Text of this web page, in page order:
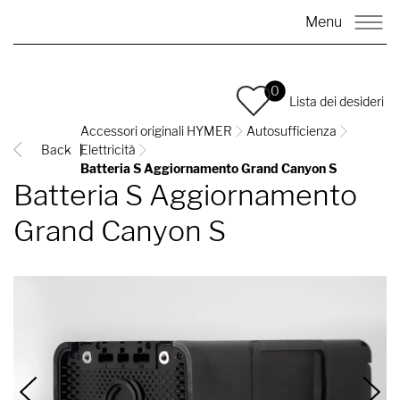
Menu
0
Lista dei desideri
Back
Accessori originali HYMER
Autosufficienza
Elettricità
Batteria S Aggiornamento Grand Canyon S
Batteria S Aggiornamento
Grand Canyon S